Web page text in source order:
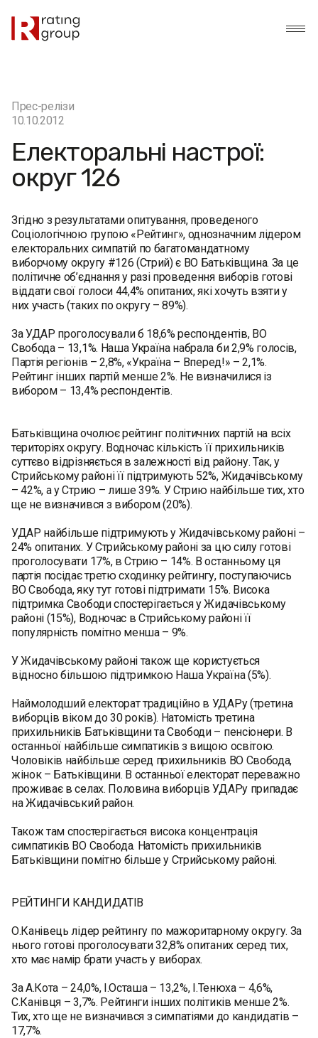
Прес-релізи
10.10.2012
Електоральні настрої:
округ 126
Згідно з результатами опитування, проведеного
Соціологічною групою «Рейтинг», однозначним лідером
електоральних симпатій по багатомандатному
виборчому округу #126 (Стрий) є ВО Батьківщина. За це
політичне об’єднання у разі проведення виборів готові
віддати свої голоси 44,4% опитаних, які хочуть взяти у
них участь (таких по округу – 89%).
За УДАР проголосували б 18,6% респондентів, ВО
Свобода – 13,1%. Наша Україна набрала би 2,9% голосів,
Партія регіонів – 2,8%, «Україна – Вперед!» – 2,1%.
Рейтинг інших партій менше 2%. Не визначилися із
вибором – 13,4% респондентів.
Батьківщина очолює рейтинг політичних партій на всіх
територіях округу. Водночас кількість її прихильників
суттєво відрізняється в залежності від району. Так, у
Стрийському районі її підтримують 52%, Жидачівському
– 42%, а у Стрию – лише 39%. У Стрию найбільше тих, хто
ще не визначився з вибором (20%).
УДАР найбільше підтримують у Жидачівському районі –
24% опитаних. У Стрийському районі за цю силу готові
проголосувати 17%, в Стрию – 14%. В останньому ця
партія посідає третю сходинку рейтингу, поступаючись
ВО Свобода, яку тут готові підтримати 15%. Висока
підтримка Свободи спостерігається у Жидачівському
районі (15%), Водночас в Стрийському районі її
популярність помітно менша – 9%.
У Жидачівському районі також ще користується
відносно більшою підтримкою Наша Україна (5%).
Наймолодший електорат традиційно в УДАРу (третина
виборців віком до 30 років). Натомість третина
прихильників Батьківщини та Свободи – пенсіонери. В
останньої найбільше симпатиків з вищою освітою.
Чоловіків найбільше серед прихильників ВО Свобода,
жінок – Батьківщини. В останньої електорат переважно
проживає в селах. Половина виборців УДАРу припадає
на Жидачівський район.
Також там спостерігається висока концентрація
симпатиків ВО Свобода. Натомість прихильників
Батьківщини помітно більше у Стрийському районі.
РЕЙТИНГИ КАНДИДАТІВ
О.Канівець лідер рейтингу по мажоритарному округу. За
нього готові проголосувати 32,8% опитаних серед тих,
хто має намір брати участь у виборах.
За А.Кота – 24,0%, І.Осташа – 13,2%, І.Тенюха – 4,6%,
С.Канівця – 3,7%. Рейтинги інших політиків менше 2%.
Тих, хто ще не визначився з симпатіями до кандидатів –
17,7%.